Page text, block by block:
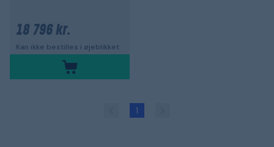
18 796 kr.
Kan ikke bestilles i øjeblikket
1